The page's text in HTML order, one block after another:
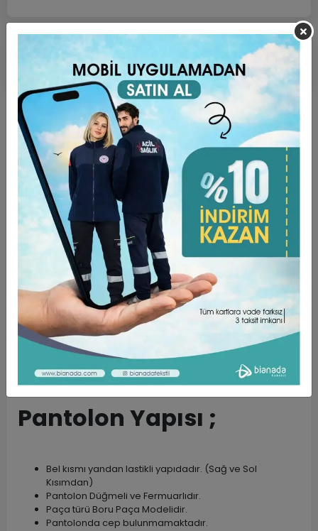
Ürün Açıklaması Garanti ve Teslimat
Taksit Seçenekleri Yorumlar
ÜRÜN ÖZELLİKLERİ ;
Kumaş Türü Alpaka’dır. (%75 Poly + %25 Viscon)
TAKMA KOLDUR.
Kumaşlarımız ÖZEL DOKUMA Kumaşlardır.
Dokunuşu Yumuşak, Yüksek Oranda Nefes Alabilen
Rahat Bir Kumaş Türüdür.
Zaman İçinde Sararma, Solma, Tüylenme Yapmaz.
Ürünlerimiz Özel Oturtmalı Kulplu Kalıptır.
Kolay Ütülenebilir ve Ütü Tutma Oranları Yüksektir.
Pantolon Yapısı ;
Bel kısmı yandan lastikli yapıdadır. (Sağ ve Sol
Kısımdan)
Pantolon Düğmeli ve Fermuarlıdır.
Paça türü Boru Paça Modelidir.
Pantolonda cep bulunmamaktadır.